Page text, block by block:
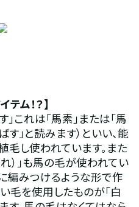
ム！？】
これは「馬素」または「馬
す」と読みます）といい、能
毛し使われています。また
）」も馬の毛が使われてい
編みつけるような形で作
毛を使用したものが「白